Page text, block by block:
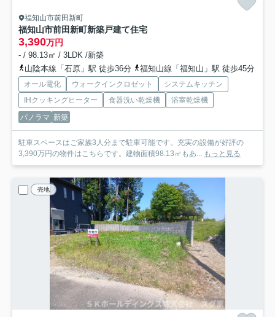
福知山市前田新町
福知山市前田新町新築戸建て住宅
3,390万円
- / 98.13㎡ / 3LDK /新築
山陰本線「石原」駅 徒歩36分
福知山線「福知山」駅 徒歩45分
オール電化 ウォークインクロゼット
システムキッチン
IHクッキングヒーター
食器洗い乾燥機
浴室乾燥機
パノラマ 新築
駐車スペースはご家族3人分まで駐車可能です。充実の設備が好評の
3,390万円の物件はこちらです。建物面積98.13㎡もあ...
もっと見る
売地